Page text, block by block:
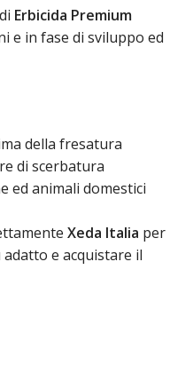
Erbicida Premium
e in fase di sviluppo ed
della fresatura
di scerbatura
ed animali domestici
Xeda Italia per
e acquistare il